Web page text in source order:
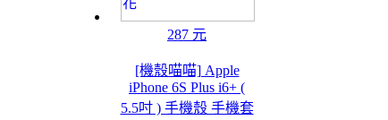
287 元
[機殼喵喵] Apple
iPhone 6S Plus i6+ (
5.5吋 ) 手機殼 手機套